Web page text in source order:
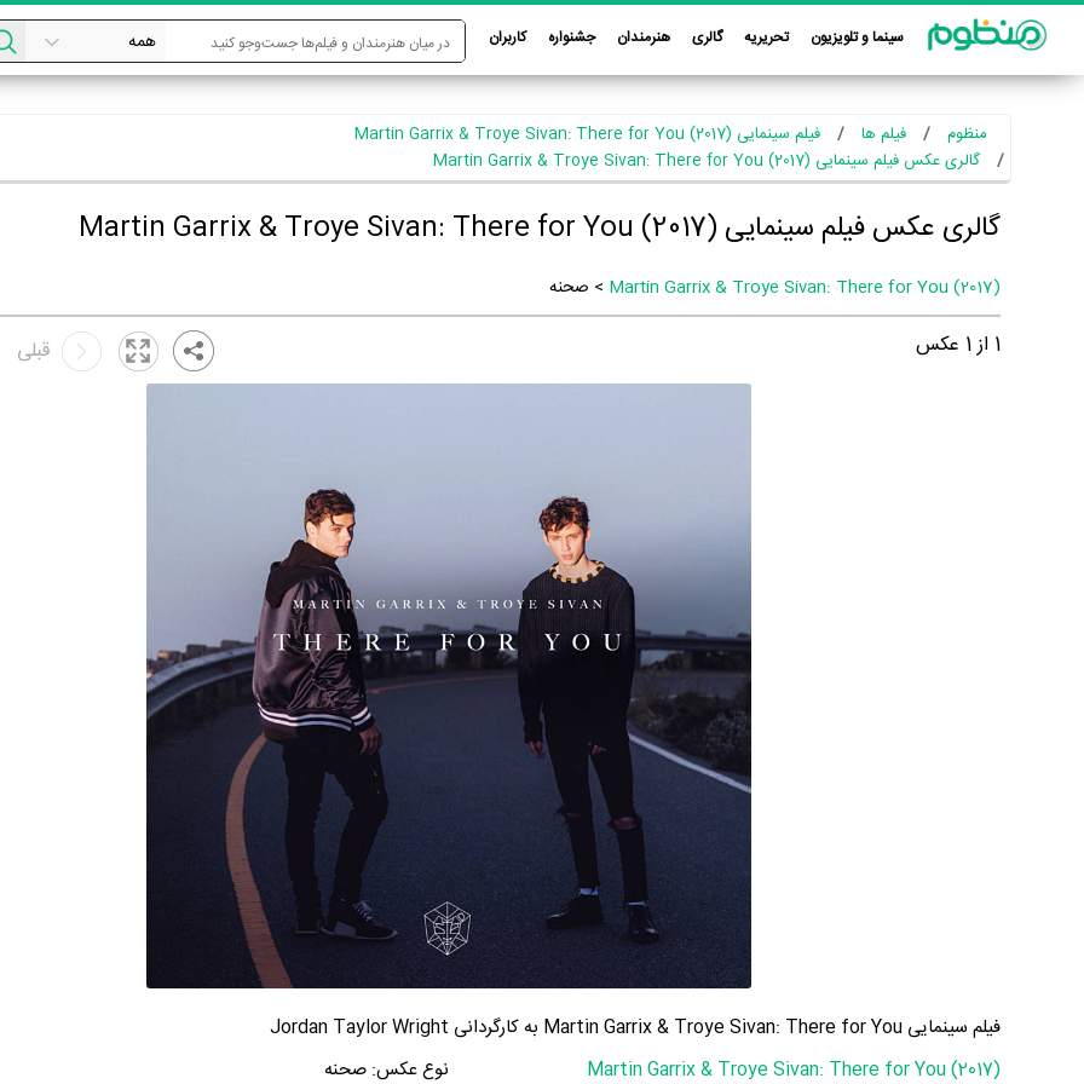
سینما و تلویزیون تحریریه گالری هنرمندان جشنواره کاربران
منظوم فیلم ها
فیلم سینمایی Martin Garrix & Troye Sivan: There for You (2017)
گالری عکس فیلم سینمایی Martin Garrix & Troye Sivan: There for You (2017)
گالری عکس فیلم سینمایی Martin Garrix & Troye Sivan: There for You (2017)
Martin Garrix & Troye Sivan: There for You (2017) > صحنه
1 از1 عکس قبلی
فیلم سینمایی Martin Garrix & Troye Sivan: There for You به کارگردانی Jordan Taylor Wright
Martin Garrix & Troye Sivan: There for You (2017)
نوع عکس:صحنه